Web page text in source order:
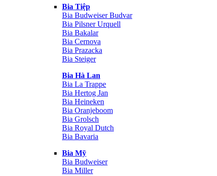
Bia Tiệp
Bia Budweiser Budvar
Bia Pilsner Urquell
Bia Bakalar
Bia Cernova
Bia Prazacka
Bia Steiger
Bia Hà Lan
Bia La Trappe
Bia Hertog Jan
Bia Heineken
Bia Oranjeboom
Bia Grolsch
Bia Royal Dutch
Bia Bavaria
Bia Mỹ
Bia Budweiser
Bia Miller